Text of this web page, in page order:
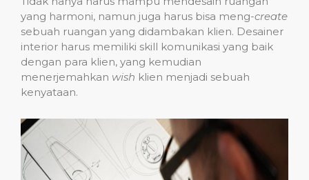
yang harmoni, namun juga harus bisa meng-create
sebuah ruangan yang didambakan klien. Desainer
interior harus memiliki skill komunikasi yang baik
dengan para klien, yang kemudian
menerjemahkan wish klien menjadi sebuah
kenyataan.